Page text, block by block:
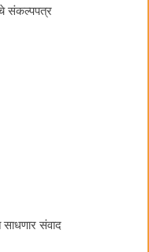
संकल्पपत्र
संवाद